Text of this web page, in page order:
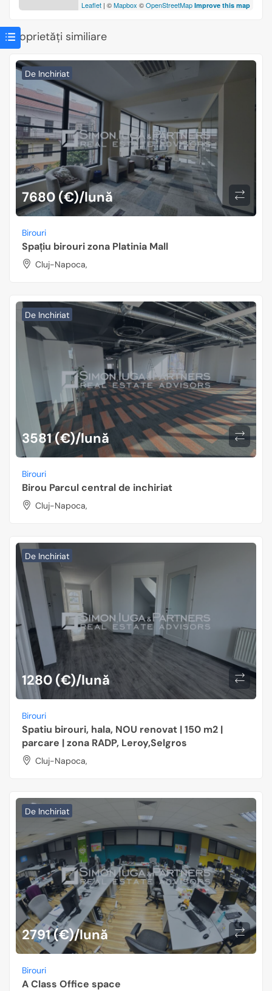
Leaflet | ©Mapbox ©OpenStreetMap Improve this map
Proprietăți similiare
De Inchiriat
7680 (€)/lună
Birouri
Spațiu birouri zona Platinia Mall
Cluj-Napoca,
De Inchiriat
3581 (€)/lună
Birouri
Birou Parcul central de inchiriat
Cluj-Napoca,
De Inchiriat
1280 (€)/lună
Birouri
Spatiu birouri, hala, NOU renovat | 150 m2 |
parcare | zona RADP, Leroy,Selgros
Cluj-Napoca,
De Inchiriat
2791 (€)/lună
Birouri
A Class Office space